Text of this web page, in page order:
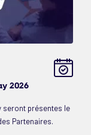
2026
seront présentes le
Partenaires.